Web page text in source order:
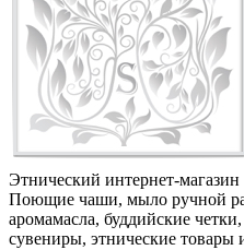
Этнический интернет-
Поющие чаши, мыло ручной
аромамасла, буддийские
сувениры, этнические